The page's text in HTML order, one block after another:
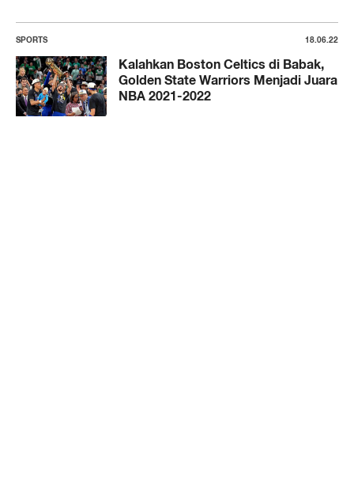
SPORTS 18.06.22
Kalahkan Boston Celtics di Babak,
Golden State Warriors Menjadi Juara
NBA 2021-2022